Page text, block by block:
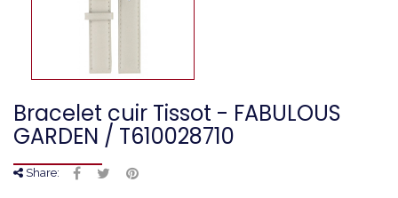
Bracelet cuir Tissot - FABULOUS
GARDEN / T610028710
Share: